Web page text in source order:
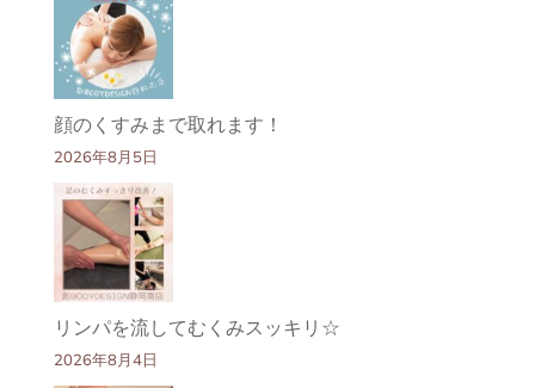
顔のくすみまで取れます！
2026年8月5日
リンパを流してむくみスッキリ☆
2026年8月4日